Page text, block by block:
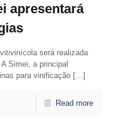
apresentará
será realizada
Simei, a principal
para vinificação […]
Read more